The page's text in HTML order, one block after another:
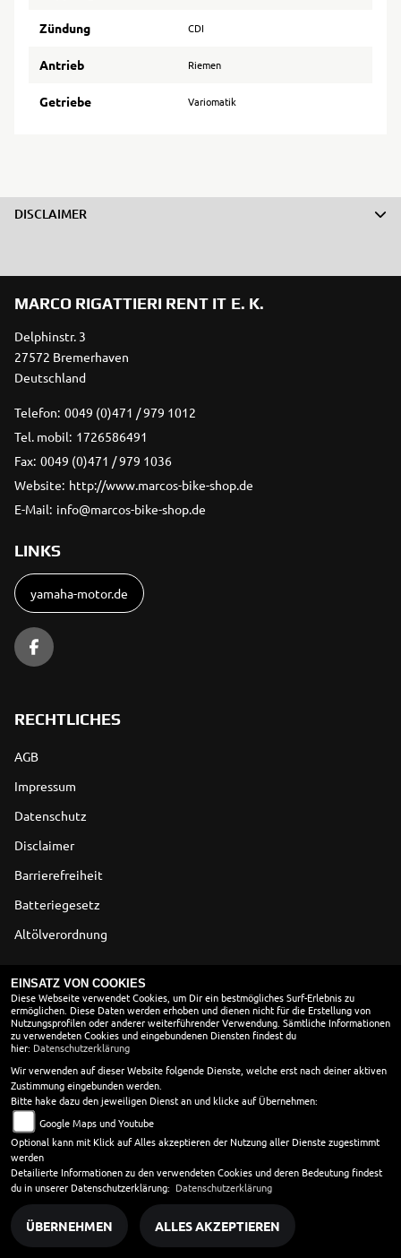
Zündung CDI
Antrieb Riemen
Getriebe Variomatik
DISCLAIMER
MARCO RIGATTIERI RENT IT E. K.
Delphinstr. 3
27572 Bremerhaven
Deutschland
Telefon: 0049 (0)471 / 979 1012
Tel. mobil: 1726586491
Fax: 0049 (0)471 / 979 1036
Website: http://www.marcos-bike-shop.de
E-Mail: info@marcos-bike-shop.de
LINKS
yamaha-motor.de
RECHTLICHES
AGB
Impressum
Datenschutz
Disclaimer
Barrierefreiheit
Batteriegesetz
Altölverordnung
ÖFFNUNGSZEITEN
Montag:
10:00 - 18:00
Dienstag:
10:00 - 18:00
Mittwoch:
10:00 - 18:00
Donnerstag:
10:00 - 18:00
Freitag:
10:00 - 18:00
Samstag:
10:00 - 13:00
Sonntag:
geschlossen
in den Wintermonaten vom 01. 11 - 28.02. öffnen wir erst
um 10 Uhr.
EINSATZ VON COOKIES
Diese Webseite verwendet Cookies, um Dir ein bestmögliches Surf-Erlebnis zu
ermöglichen. Diese Daten werden erhoben und dienen nicht für die Erstellung von
Nutzungsprofilen oder anderer weiterführender Verwendung. Sämtliche Informationen
zu verwendeten Cookies und eingebundenen Diensten findest du
hier: Datenschutzerklärung
Wir verwenden auf dieser Website folgende Dienste, welche erst nach deiner aktiven
Zustimmung eingebunden werden.
Bitte hake dazu den jeweiligen Dienst an und klicke auf Übernehmen:
Google Maps und Youtube
Optional kann mit Klick auf Alles akzeptieren der Nutzung aller Dienste zugestimmt
werden
Detailierte Informationen zu den verwendeten Cookies und deren Bedeutung findest
du in unserer Datenschutzerklärung: Datenschutzerklärung
ÜBERNEHMEN ALLES AKZEPTIEREN